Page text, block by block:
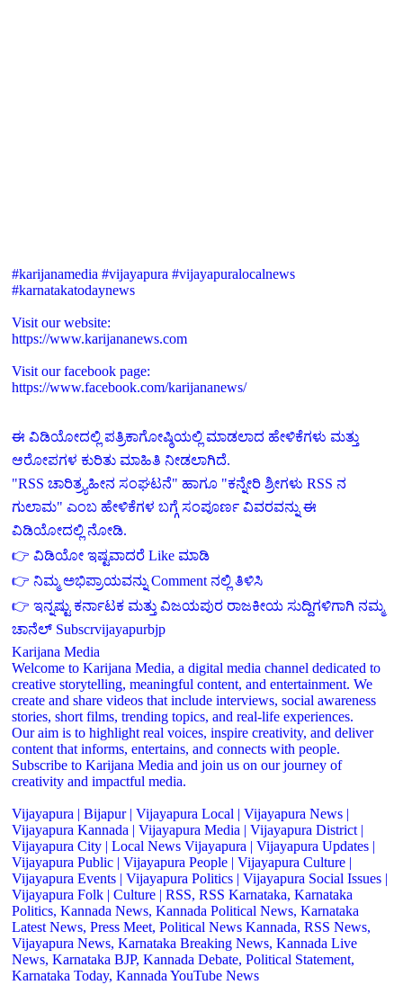
#karijanamedia #vijayapura #vijayapuralocalnews
#karnatakatodaynews
Visit our website:
https://www.karijananews.com
Visit our facebook page:
https://www.facebook.com/karijananews/
ಈ ವಿಡಿಯೋದಲ್ಲಿ ಪತ್ರಿಕಾಗೋಷ್ಠಿಯಲ್ಲಿ ಮಾಡಲಾದ ಹೇಳಿಕೆಗಳು ಮತ್ತು
ಆರೋಪಗಳ ಕುರಿತು ಮಾಹಿತಿ ನೀಡಲಾಗಿದೆ.
"RSS ಚಾರಿತ್ರ್ಯಹೀನ ಸಂಘಟನೆ" ಹಾಗೂ "ಕನ್ನೇರಿ ಶ್ರೀಗಳು RSS ನ
ಗುಲಾಮ" ಎಂಬ ಹೇಳಿಕೆಗಳ ಬಗ್ಗೆ ಸಂಪೂರ್ಣ ವಿವರವನ್ನು ಈ
ವಿಡಿಯೋದಲ್ಲಿ ನೋಡಿ.
👉 ವಿಡಿಯೋ ಇಷ್ಟವಾದರೆ Like ಮಾಡಿ
👉 ನಿಮ್ಮ ಅಭಿಪ್ರಾಯವನ್ನು Comment ನಲ್ಲಿ ತಿಳಿಸಿ
👉 ಇನ್ನಷ್ಟು ಕರ್ನಾಟಕ ಮತ್ತು ವಿಜಯಪುರ ರಾಜಕೀಯ ಸುದ್ದಿಗಳಿಗಾಗಿ ನಮ್ಮ
ಚಾನೆಲ್ Subscrvijayapurbjp
Karijana Media
Welcome to Karijana Media, a digital media channel dedicated to
creative storytelling, meaningful content, and entertainment. We
create and share videos that include interviews, social awareness
stories, short films, trending topics, and real-life experiences.
Our aim is to highlight real voices, inspire creativity, and deliver
content that informs, entertains, and connects with people.
Subscribe to Karijana Media and join us on our journey of
creativity and impactful media.
Vijayapura | Bijapur | Vijayapura Local | Vijayapura News |
Vijayapura Kannada | Vijayapura Media | Vijayapura District |
Vijayapura City | Local News Vijayapura | Vijayapura Updates |
Vijayapura Public | Vijayapura People | Vijayapura Culture |
Vijayapura Events | Vijayapura Politics | Vijayapura Social Issues |
Vijayapura Folk | Culture | RSS, RSS Karnataka, Karnataka
Politics, Kannada News, Kannada Political News, Karnataka
Latest News, Press Meet, Political News Kannada, RSS News,
Vijayapura News, Karnataka Breaking News, Kannada Live
News, Karnataka BJP, Kannada Debate, Political Statement,
Karnataka Today, Kannada YouTube News